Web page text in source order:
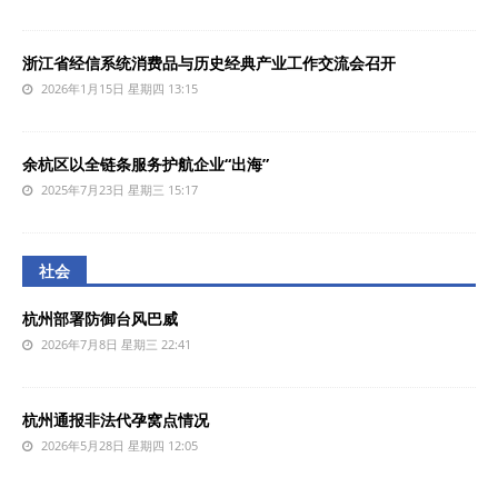
浙江省经信系统消费品与历史经典产业工作交流会召开
2026年1月15日 星期四 13:15
余杭区以全链条服务护航企业“出海”
2025年7月23日 星期三 15:17
社会
杭州部署防御台风巴威
2026年7月8日 星期三 22:41
杭州通报非法代孕窝点情况
2026年5月28日 星期四 12:05